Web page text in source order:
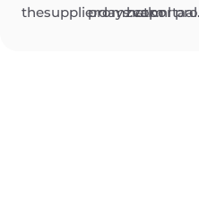
thesupplierdays.com
promzvak.nl